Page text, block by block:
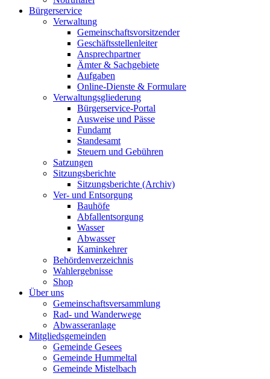
Bürgerservice
Verwaltung
Gemeinschaftsvorsitzender
Geschäftsstellenleiter
Ansprechpartner
Ämter & Sachgebiete
Aufgaben
Online-Dienste & Formulare
Verwaltungsgliederung
Bürgerservice-Portal
Ausweise und Pässe
Fundamt
Standesamt
Steuern und Gebühren
Satzungen
Sitzungsberichte
Sitzungsberichte (Archiv)
Ver- und Entsorgung
Bauhöfe
Abfallentsorgung
Wasser
Abwasser
Kaminkehrer
Behördenverzeichnis
Wahlergebnisse
Shop
Über uns
Gemeinschaftsversammlung
Rad- und Wanderwege
Abwasseranlage
Mitgliedsgemeinden
Gemeinde Gesees
Gemeinde Hummeltal
Gemeinde Mistelbach